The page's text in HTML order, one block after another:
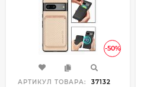
-50%
АРТИКУЛ ТОВАРА: 37132